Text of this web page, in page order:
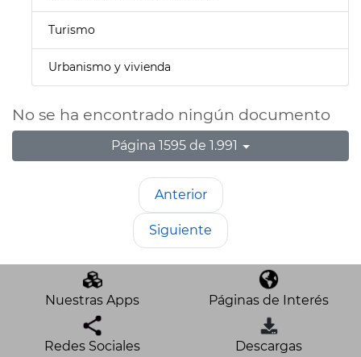
Turismo
Urbanismo y vivienda
No se ha encontrado ningún documento
Página 1595 de 1.991
Anterior
Siguiente
Nuestras Apps Páginas de Interés
Redes Sociales Descargas